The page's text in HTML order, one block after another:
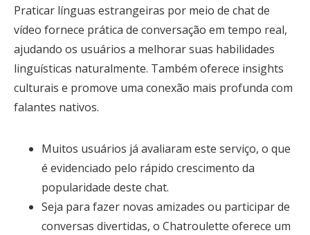
Praticar línguas estrangeiras por meio de chat de
vídeo fornece prática de conversação em tempo real,
ajudando os usuários a melhorar suas habilidades
linguísticas naturalmente. Também oferece insights
culturais e promove uma conexão mais profunda com
falantes nativos.
Muitos usuários já avaliaram este serviço, o que
é evidenciado pelo rápido crescimento da
popularidade deste chat.
Seja para fazer novas amizades ou participar de
conversas divertidas, o Chatroulette oferece um